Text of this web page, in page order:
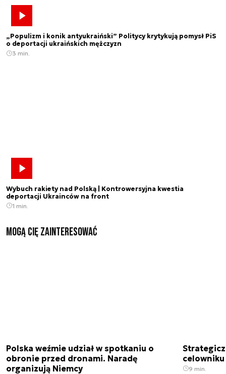
„Populizm i konik antyukraiński” Politycy krytykują pomysł PiS
o deportacji ukraińskich mężczyzn
3 min.
Wybuch rakiety nad Polską | Kontrowersyjna kwestia
deportacji Ukrainców na front
1 min.
Mogą Cię zainteresować
Polska weźmie udział w spotkaniu o
obronie przed dronami. Naradę
organizują Niemcy
9 min.